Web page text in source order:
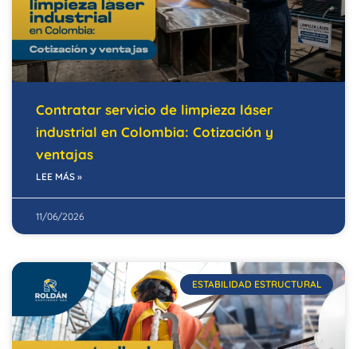
Contratar servicio de limpieza láser
industrial en Colombia: Cotización y
ventajas
LEE MÁS »
11/06/2026
ESTABILIDAD ESTRUCTURAL